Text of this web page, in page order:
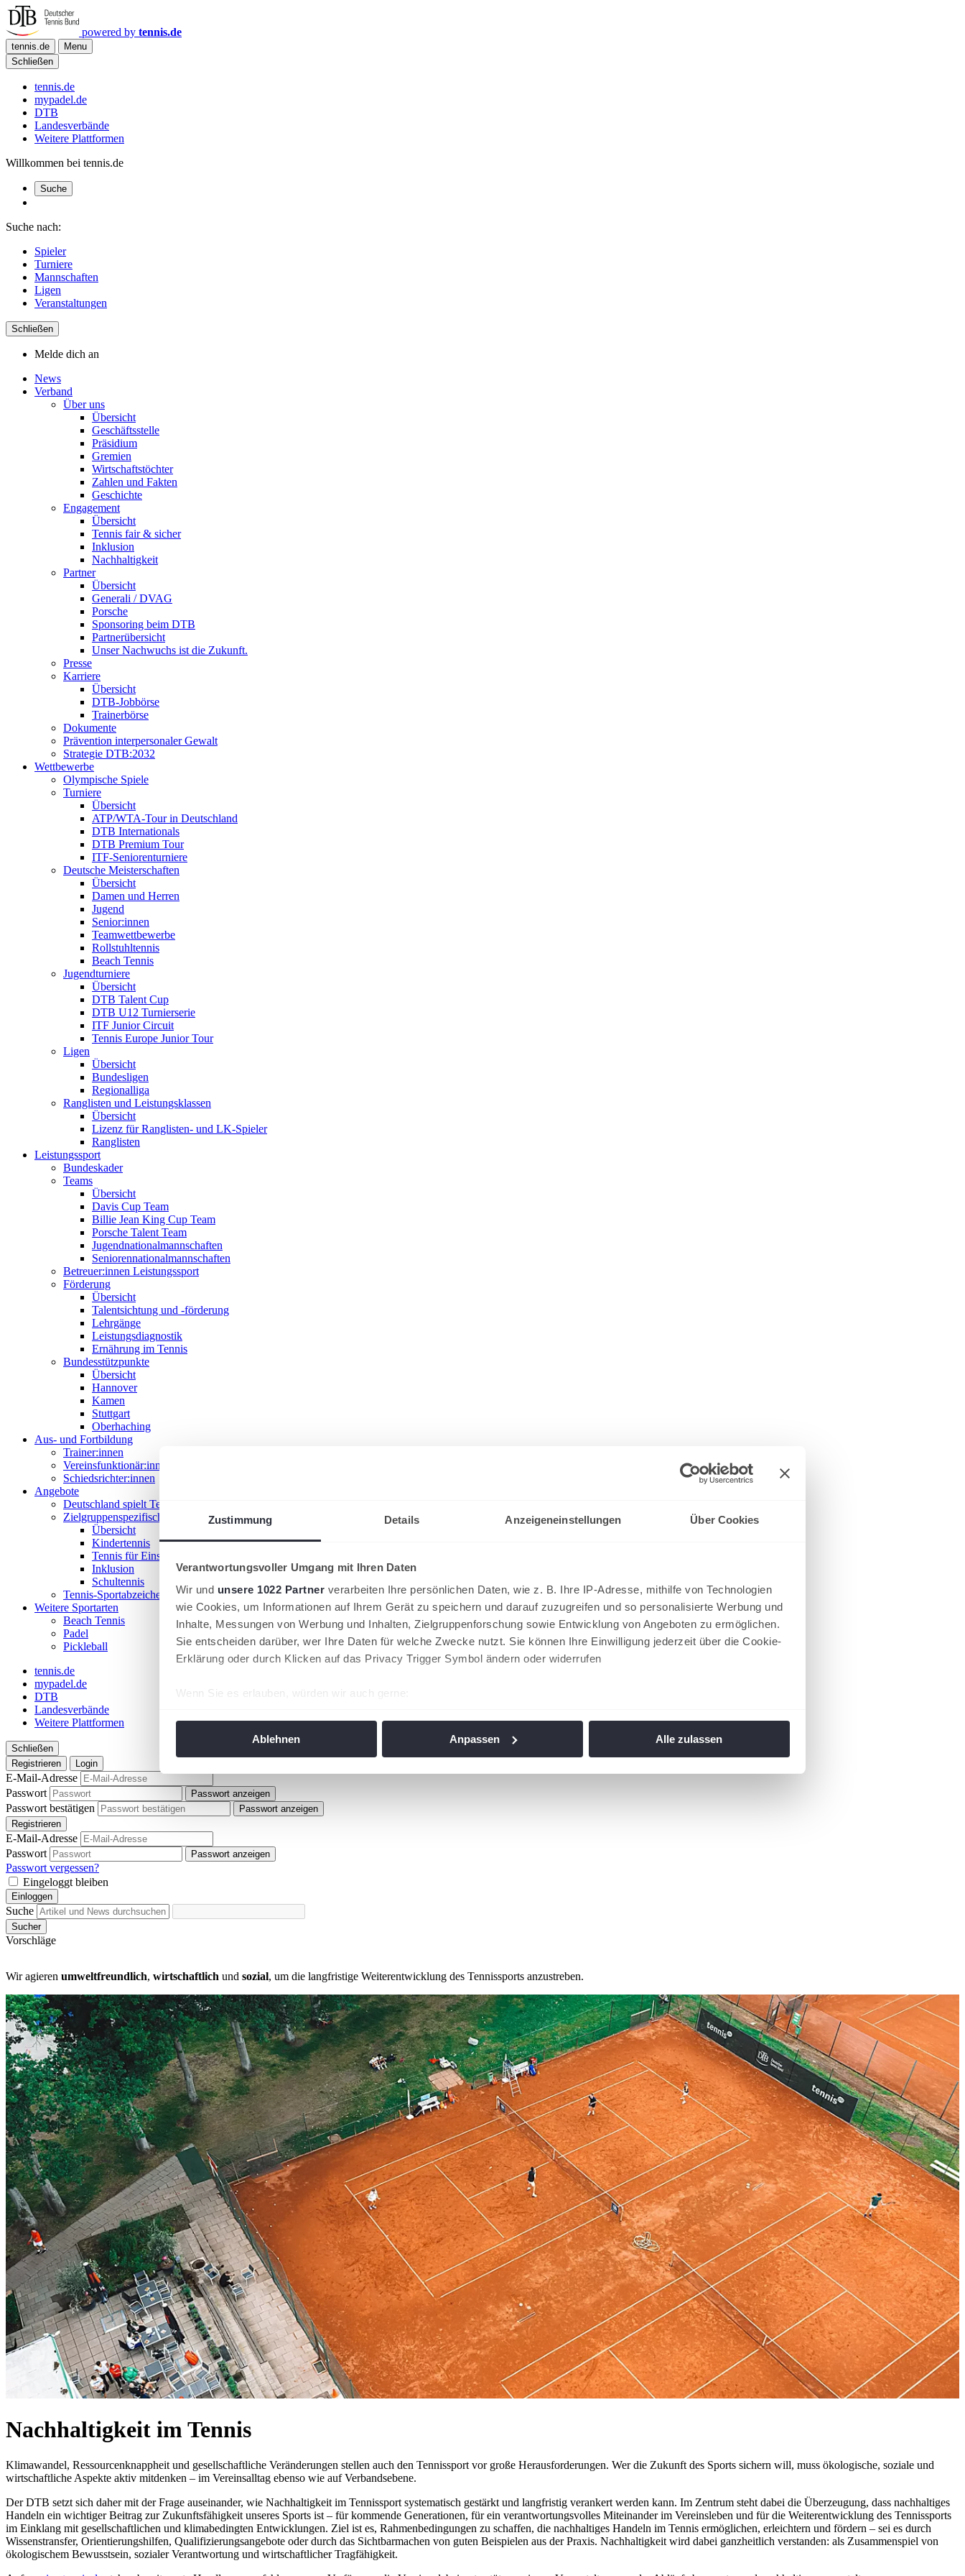
Zustimmung Details Anzeigeneinstellungen Über Cookies
Verantwortungsvoller Umgang mit Ihren Daten
Wir und unsere 1022 Partner verarbeiten Ihre persönlichen Daten, wie z. B. Ihre IP-Adresse, mithilfe von Technologien
wie Cookies, um Informationen auf Ihrem Gerät zu speichern und darauf zuzugreifen und so personalisierte Werbung und
Inhalte, Messungen von Werbung und Inhalten, Zielgruppenforschung sowie Entwicklung von Angeboten zu ermöglichen.
Sie entscheiden darüber, wer Ihre Daten für welche Zwecke nutzt. Sie können Ihre Einwilligung jederzeit über die Cookie-
Erklärung oder durch Klicken auf das Privacy Trigger Symbol ändern oder widerrufen
Wenn Sie es erlauben, würden wir auch gerne:
Wir verwenden Cookies, um Inhalte und Anzeigen zu personalisieren, Funktionen für soziale Medien anbieten zu können
und die Zugriffe auf unsere Website zu analysieren. Außerdem geben wir Informationen zu Ihrer Verwendung unserer
möglicherweise mit weiteren Daten zusammen, die Sie ihnen bereitgestellt haben oder die sie im Rahmen Ihrer Nutzung
Ablehnen Anpassen Alle zulassen
powered by tennis.de
tennis.de
Menu
Schließen
tennis.de
mypadel.de
DTB
Landesverbände
Weitere Plattformen
Willkommen bei tennis.de
Suche
Suche nach:
Spieler
Turniere
Mannschaften
Ligen
Veranstaltungen
Schließen
Melde dich an
News
Verband
Über uns
Übersicht
Geschäftsstelle
Präsidium
Gremien
Wirtschaftstöchter
Zahlen und Fakten
Geschichte
Engagement
Übersicht
Tennis fair & sicher
Inklusion
Nachhaltigkeit
Partner
Übersicht
Generali / DVAG
Porsche
Sponsoring beim DTB
Partnerübersicht
Unser Nachwuchs ist die Zukunft.
Presse
Karriere
Übersicht
DTB-Jobbörse
Trainerbörse
Dokumente
Prävention interpersonaler Gewalt
Strategie DTB:2032
Wettbewerbe
Olympische Spiele
Turniere
Übersicht
ATP/WTA-Tour in Deutschland
DTB Internationals
DTB Premium Tour
ITF-Seniorenturniere
Deutsche Meisterschaften
Übersicht
Damen und Herren
Jugend
Senior:innen
Teamwettbewerbe
Rollstuhltennis
Beach Tennis
Jugendturniere
Übersicht
DTB Talent Cup
DTB U12 Turnierserie
ITF Junior Circuit
Tennis Europe Junior Tour
Ligen
Übersicht
Bundesligen
Regionalliga
Ranglisten und Leistungsklassen
Übersicht
Lizenz für Ranglisten- und LK-Spieler
Ranglisten
Leistungssport
Bundeskader
Teams
Übersicht
Davis Cup Team
Billie Jean King Cup Team
Porsche Talent Team
Jugendnationalmannschaften
Seniorennationalmannschaften
Betreuer:innen Leistungssport
Förderung
Übersicht
Talentsichtung und -förderung
Lehrgänge
Leistungsdiagnostik
Ernährung im Tennis
Bundesstützpunkte
Übersicht
Hannover
Kamen
Stuttgart
Oberhaching
Aus- und Fortbildung
Trainer:innen
Vereinsfunktionär:innen
Schiedsrichter:innen
Angebote
Deutschland spielt Tennis
Zielgruppenspezifische Angebote
Übersicht
Kindertennis
Tennis für Einsteiger 18+
Inklusion
Schultennis
Tennis-Sportabzeichen
Weitere Sportarten
Beach Tennis
Padel
Pickleball
tennis.de
mypadel.de
DTB
Landesverbände
Weitere Plattformen
Schließen
Registrieren
Login
E-Mail-Adresse
Passwort
Passwort anzeigen
Passwort bestätigen
Passwort anzeigen
Registrieren
E-Mail-Adresse
Passwort
Passwort anzeigen
Passwort vergessen?
Eingeloggt bleiben
Einloggen
Suche
Sucher
Vorschläge
Wir agieren umweltfreundlich, wirtschaftlich und sozial, um die langfristige Weiterentwicklung des Tennissports anzustreben.
Nachhaltigkeit im Tennis
Klimawandel, Ressourcenknappheit und gesellschaftliche Veränderungen stellen auch den Tennissport vor große Herausforderungen. Wer die Zukunft des Sports sichern will, muss ökologische, soziale und
wirtschaftliche Aspekte aktiv mitdenken – im Vereinsalltag ebenso wie auf Verbandsebene.
Der DTB setzt sich daher mit der Frage auseinander, wie Nachhaltigkeit im Tennissport systematisch gestärkt und langfristig verankert werden kann. Im Zentrum steht dabei die Überzeugung, dass nachhaltiges
Handeln ein wichtiger Beitrag zur Zukunftsfähigkeit unseres Sports ist – für kommende Generationen, für ein verantwortungsvolles Miteinander im Vereinsleben und für die Weiterentwicklung des Tennissports
im Einklang mit gesellschaftlichen und klimabedingten Entwicklungen. Ziel ist es, Rahmenbedingungen zu schaffen, die nachhaltiges Handeln im Tennis ermöglichen, erleichtern und fördern – sei es durch
Wissenstransfer, Orientierungshilfen, Qualifizierungsangebote oder durch das Sichtbarmachen von guten Beispielen aus der Praxis. Nachhaltigkeit wird dabei ganzheitlich verstanden: als Zusammenspiel von
ökologischem Bewusstsein, sozialer Verantwortung und wirtschaftlicher Tragfähigkeit.